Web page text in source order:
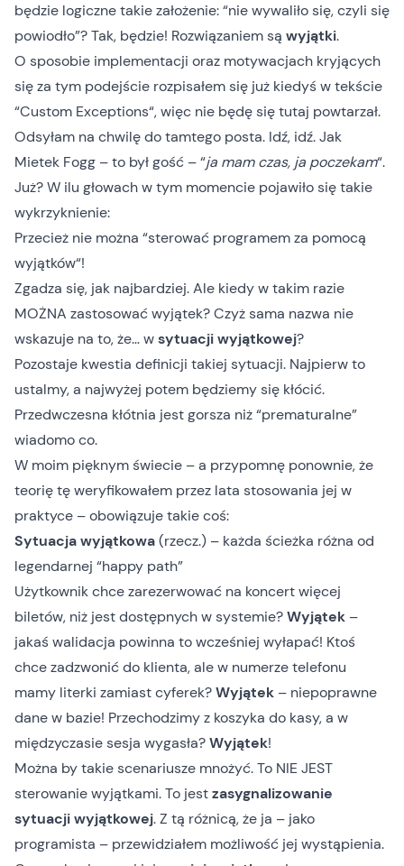
będzie logiczne takie założenie: “nie wywaliło się, czyli się
powiodło”? Tak, będzie! Rozwiązaniem są wyjątki.
O sposobie implementacji oraz motywacjach kryjących
się za tym podejście rozpisałem się już kiedyś w tekście
“Custom Exceptions“, więc nie będę się tutaj powtarzał.
Odsyłam na chwilę do tamtego posta. Idź, idź. Jak
Mietek Fogg – to był gość – “ja mam czas, ja poczekam“.
Już? W ilu głowach w tym momencie pojawiło się takie
wykrzyknienie:
Przecież nie można “sterować programem za pomocą
wyjątków“!
Zgadza się, jak najbardziej. Ale kiedy w takim razie
MOŻNA zastosować wyjątek? Czyż sama nazwa nie
wskazuje na to, że… wsytuacji wyjątkowej?
Pozostaje kwestia definicji takiej sytuacji. Najpierw to
ustalmy, a najwyżej potem będziemy się kłócić.
Przedwczesna kłótnia jest gorsza niż “prematuralne”
wiadomo co.
W moim pięknym świecie – a przypomnę ponownie, że
teorię tę weryfikowałem przez lata stosowania jej w
praktyce – obowiązuje takie coś:
Sytuacja wyjątkowa(rzecz.) – każda ścieżka różna od
legendarnej “happy path”
Użytkownik chce zarezerwować na koncert więcej
biletów, niż jest dostępnych w systemie?Wyjątek –
jakaś walidacja powinna to wcześniej wyłapać! Ktoś
chce zadzwonić do klienta, ale w numerze telefonu
mamy literki zamiast cyferek?Wyjątek – niepoprawne
dane w bazie! Przechodzimy z koszyka do kasy, a w
międzyczasie sesja wygasła?Wyjątek!
Można by takie scenariusze mnożyć. To NIE JEST
sterowanie wyjątkami. To jestzasygnalizowanie
sytuacji wyjątkowej. Z tą różnicą, że ja – jako
programista – przewidziałem możliwość jej wystąpienia.